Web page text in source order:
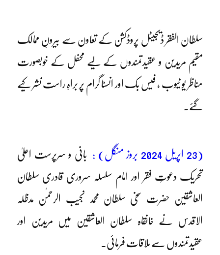
سلطان الفقر ڈیجیٹل پروڈکشن کے تعاون سے بیرونِ ممالک
مقیم مریدین و عقیدتمندوں کے لیے محفل کے خوبصورت
مناظر یو ٹیوب ، فیس بک اور انسٹا گرام پر براہِ راست نشر کیے
گئے۔
(23 اپریل 2024 بروز منگل) : بانی و سرپرست اعلیٰ
تحریک دعوتِ فقر اور امام سلسلہ سروری قادری سلطان
العاشقین حضرت سخی سلطان محمد نجیب الرحمٰن مدظلہ
الاقدس نے خانقاہ سلطان العاشقین میں مریدین اور
عقیدتمندوں سے ملاقات فرمائی۔